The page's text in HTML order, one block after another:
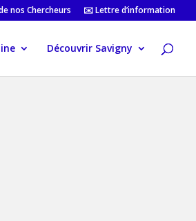
nos Chercheurs ✉️ Lettre d’information
Découvrir Savigny